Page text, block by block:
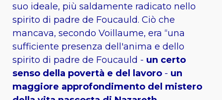
suo ideale, più saldamente radicato nello
spirito di padre de Foucauld. Ciò che
mancava, secondo Voillaume, era “una
sufficiente presenza dell'anima e dello
spirito di padre de Foucauld - un certo
senso della povertà e del lavoro - un
maggiore approfondimento del mistero